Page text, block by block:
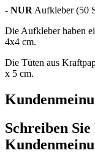
- NUR Aufkleber (50
Die Aufkleber haben
4x4 cm.
Die Tüten aus
x 5 cm.
Schreiben